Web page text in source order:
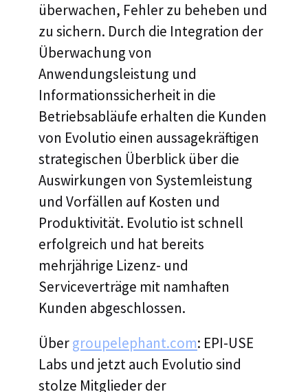
überwachen, Fehler zu beheben und
zu sichern. Durch die Integration der
Überwachung von
Anwendungsleistung und
Informationssicherheit in die
Betriebsabläufe erhalten die Kunden
von Evolutio einen aussagekräftigen
strategischen Überblick über die
Auswirkungen von Systemleistung
und Vorfällen auf Kosten und
Produktivität. Evolutio ist schnell
erfolgreich und hat bereits
mehrjährige Lizenz- und
Serviceverträge mit namhaften
Kunden abgeschlossen.
Übergroupelephant.com: EPI-USE
Labs und jetzt auch Evolutio sind
stolze Mitglieder der